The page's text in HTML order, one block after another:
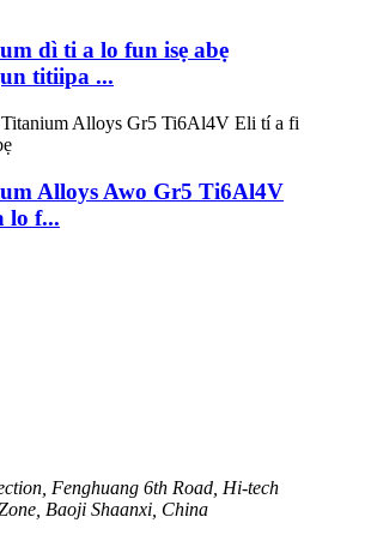
dì ti a lo fun isẹ abẹ
titiipa ...
Alloys Awo Gr5 Ti6Al4V
lo f...
Fenghuang 6th Road, Hi-tech
Baoji Shaanxi, China